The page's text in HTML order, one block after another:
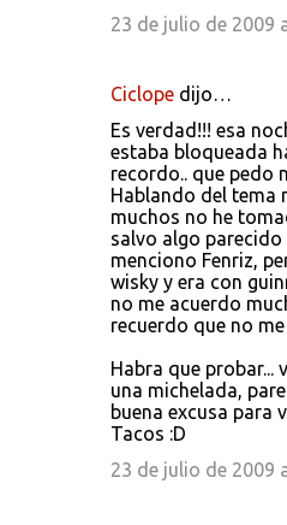
23 de julio de 2009
Ciclope dijo…
Es verdad!!! esa
estaba bloqueada
recordo.. que pedo
Hablando del tema
muchos no he
salvo algo
menciono Fenriz,
wisky y era con
no me acuerdo
recuerdo que no
Habra que probar...
una michelada,
buena excusa para
Tacos :D
23 de julio de 2009